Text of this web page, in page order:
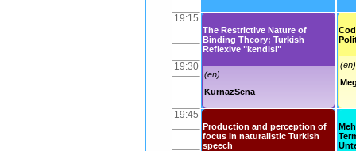
19:15
The Restrictive Nature of
Binding Theory; Turkish
Reflexive "kendisi"
(en)
KurnazSena
(en)
19:30
19:45
Production and perception of
focus in naturalistic Turkish
speech